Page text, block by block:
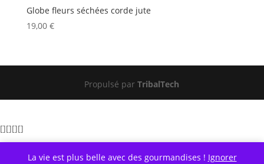
La vie est plus belle avec des gourmandises ! Ignorer
Globe fleurs séchées corde jute
19,00 €
Propulsé parTribalTech
[][][][]